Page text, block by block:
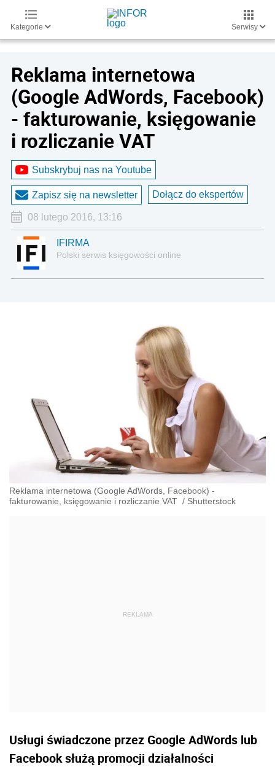
Kategorie Serwisy
Reklama internetowa
(Google AdWords, Facebook)
- fakturowanie, księgowanie
i rozliczanie VAT
Subskrybuj nas na Youtube
Zapisz się na newsletter Dołącz do ekspertów
08 lutego 2016, 13:16
IFIRMA
Polski serwis księgowości online
Reklama internetowa (Google AdWords, Facebook) -
fakturowanie, księgowanie i rozliczanie VAT / Shutterstock
Usługi świadczone przez Google AdWords lub
Facebook służą promocji działalności